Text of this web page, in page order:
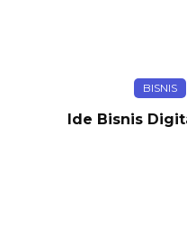
BISNIS
Ide Bisnis